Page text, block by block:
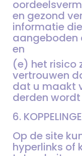
en gezond
informatie
aangeboden
en
(e) het risico
vertrouwen
dat u maakt
derden
6.
Op de site
hyperlinks of